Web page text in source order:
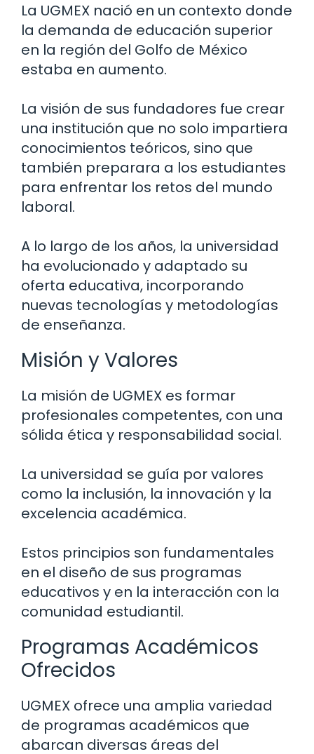
La UGMEX nació en un contexto donde
la demanda de educación superior
en la región del Golfo de México
estaba en aumento.
La visión de sus fundadores fue crear
una institución que no solo impartiera
conocimientos teóricos, sino que
también preparara a los estudiantes
para enfrentar los retos del mundo
laboral.
A lo largo de los años, la universidad
ha evolucionado y adaptado su
oferta educativa, incorporando
nuevas tecnologías y metodologías
de enseñanza.
Misión y Valores
La misión de UGMEX es formar
profesionales competentes, con una
sólida ética y responsabilidad social.
La universidad se guía por valores
como la inclusión, la innovación y la
excelencia académica.
Estos principios son fundamentales
en el diseño de sus programas
educativos y en la interacción con la
comunidad estudiantil.
Programas Académicos
Ofrecidos
UGMEX ofrece una amplia variedad
de programas académicos que
abarcan diversas áreas del